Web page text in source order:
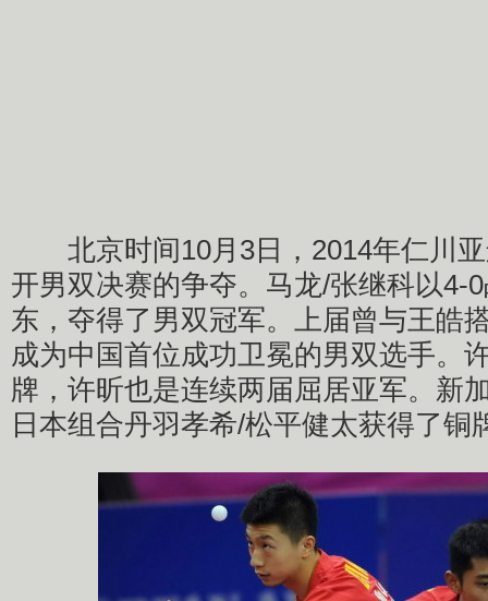
北京时间10月3日，2014年仁川亚
开男双决赛的争夺。马龙/张继科以4-
东，夺得了男双冠军。上届曾与王皓
成为中国首位成功卫冕的男双选手。
牌，许昕也是连续两届屈居亚军。新
日本组合丹羽孝希/松平健太获得了铜